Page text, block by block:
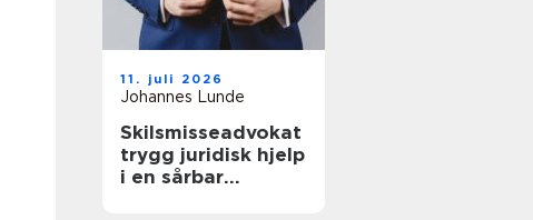
11. juli 2026
Johannes Lunde
Skilsmisseadvokat
trygg juridisk hjelp
i en sårbar